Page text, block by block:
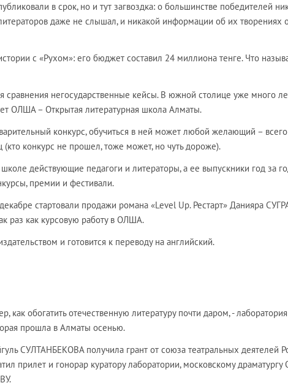
в срок, но и тут загвоздка: о большинстве победителей
даже не слышал, и никакой информации об их творениях
с «Рухом»: его бюджет составил 24 миллиона тенге. Что
сравнения негосударственные кейсы. В южной столице уже много
ОЛША – Открытая литературная школа Алматы.
конкурс, обучиться в ней может любой желающий –
(кто конкурс не прошел, тоже может, но чуть дороже).
действующие педагоги и литераторы, а ее выпускники год за
премии и фестивали.
стартовали продажи романа «Level Up. Рестарт» Данияра
раз как курсовую работу в ОЛША.
и готовится к переводу на английский.
как обогатить отечественную литературу почти даром, -
прошла в Алматы осенью.
СУЛТАНБЕКОВА получила грант от союза театральных деятелей
прилет и гонорар куратору лаборатории, московскому драматургу